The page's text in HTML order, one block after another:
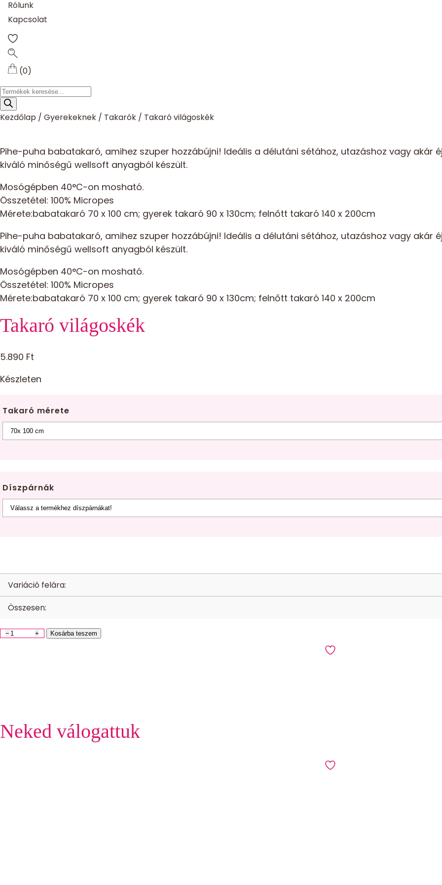
Rólunk
Kapcsolat
(0)
Products
search
Kezdőlap / Gyerekeknek / Takarók / Takaró világoskék
Pihe-puha babatakaró, amihez szuper hozzábújni! Ideális a délutáni sétához, utazáshoz vagy akár
kiváló minőségű wellsoft anyagból készült.
Mosógépben 40°C-on mosható.
Összetétel: 100% Micropes
Mérete:babatakaró 70 x 100 cm; gyerek takaró 90 x 130cm; felnőtt takaró 140 x 200cm
Pihe-puha babatakaró, amihez szuper hozzábújni! Ideális a délutáni sétához, utazáshoz vagy akár
kiváló minőségű wellsoft anyagból készült.
Mosógépben 40°C-on mosható.
Összetétel: 100% Micropes
Mérete:babatakaró 70 x 100 cm; gyerek takaró 90 x 130cm; felnőtt takaró 140 x 200cm
Takaró világoskék
5.890 Ft
Készleten
Takaró mérete
Díszpárnák
Variáció felára:
Összesen:
Takaró
− + Kosárba teszem
Neked válogattuk